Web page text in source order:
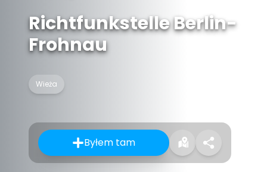
Richtfunkstelle Berlin-
Frohnau
Wieża
Byłem tam